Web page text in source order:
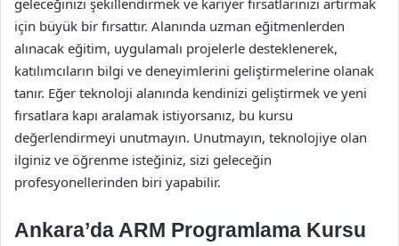
geleceğinizi şekillendirmek ve kariyer fırsatlarınızı artırmak
için büyük bir fırsattır. Alanında uzman eğitmenlerden
alınacak eğitim, uygulamalı projelerle desteklenerek,
katılımcıların bilgi ve deneyimlerini geliştirmelerine olanak
tanır. Eğer teknoloji alanında kendinizi geliştirmek ve yeni
fırsatlara kapı aralamak istiyorsanız, bu kursu
değerlendirmeyi unutmayın. Unutmayın, teknolojiye olan
ilginiz ve öğrenme isteğiniz, sizi geleceğin
profesyonellerinden biri yapabilir.
Ankara’da ARM Programlama Kursu